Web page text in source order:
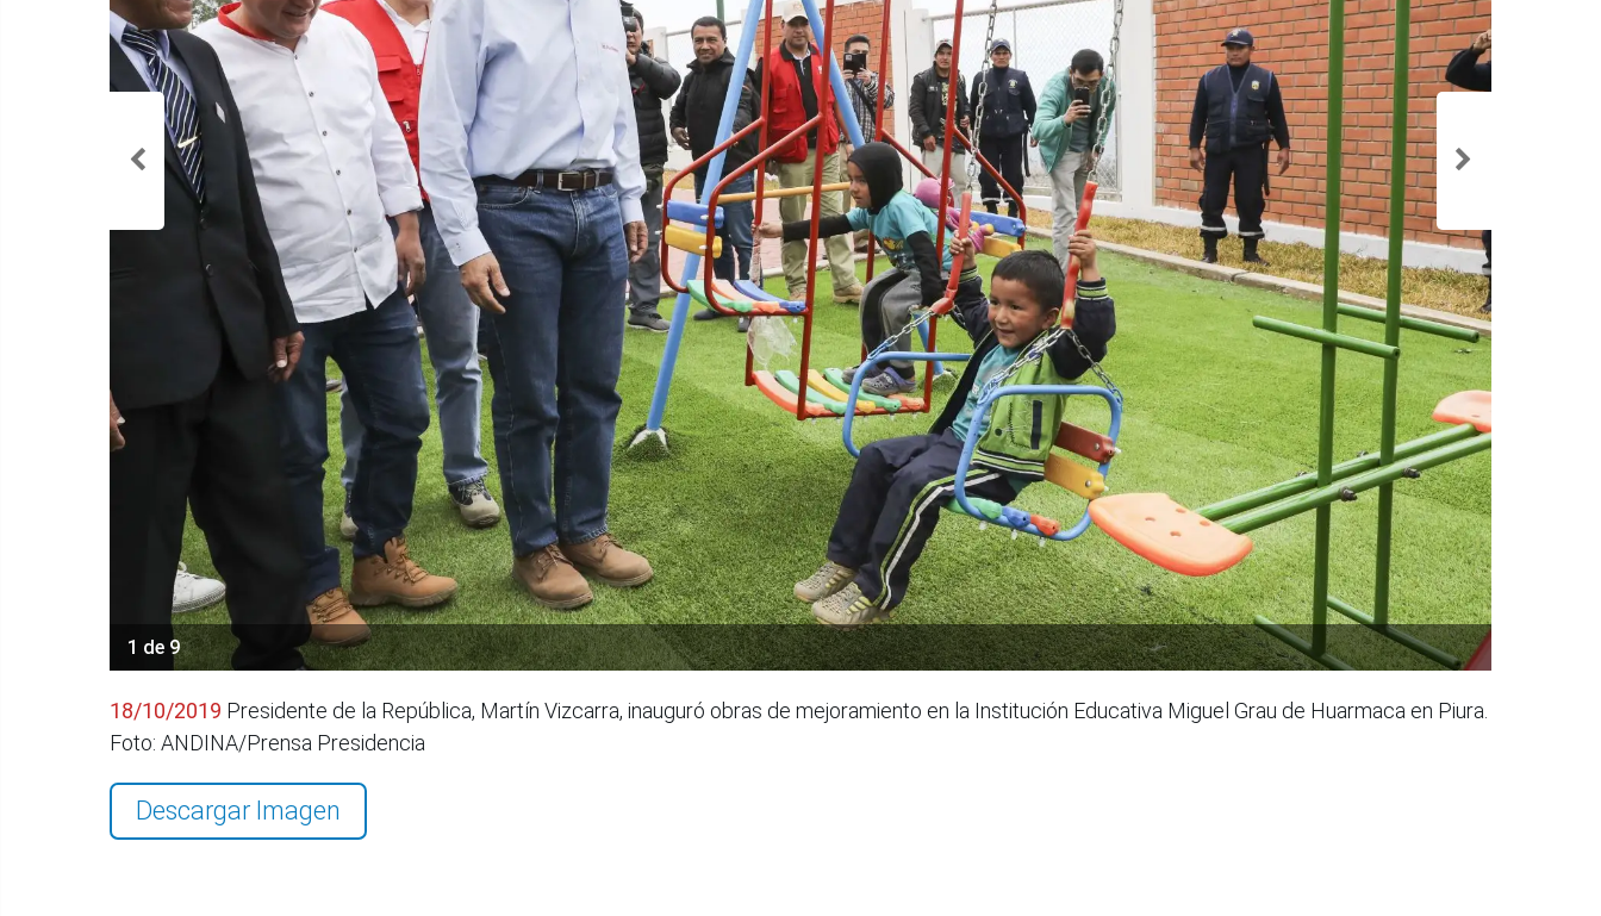
1 de 9
18/10/2019 Presidente de la República, Martín Vizcarra, inauguró obras de mejoramiento en la Institución Educativa Miguel Grau de Huarmaca en Piura.
Foto: ANDINA/Prensa Presidencia
Descargar Imagen